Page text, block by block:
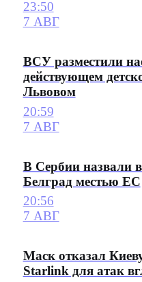
23:50
7 АВГ
ВСУ разместили
действующем
Львовом
20:59
7 АВГ
В Сербии назвали
Белград местью ЕС
20:56
7 АВГ
Маск отказал
Starlink для атак